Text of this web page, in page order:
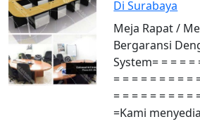
Di Surabaya
Meja Rapat /
Bergaransi
System= = = = =
= = = = = = = = =
= = = = = = = = =
=Kami